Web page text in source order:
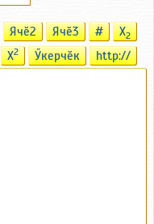
Ячӗ2 Ячӗ3 # X2
X2 Ӳкерчӗк http://